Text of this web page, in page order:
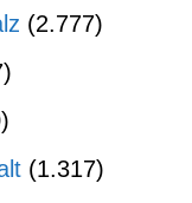
(2.777)
(1.317)